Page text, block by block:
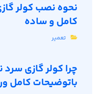
نحوه نصب کولر
کامل و ساده
تعمیر
باتوضیحات کامل